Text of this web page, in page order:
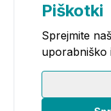
Piškotki
Sprejmite
uporabniško